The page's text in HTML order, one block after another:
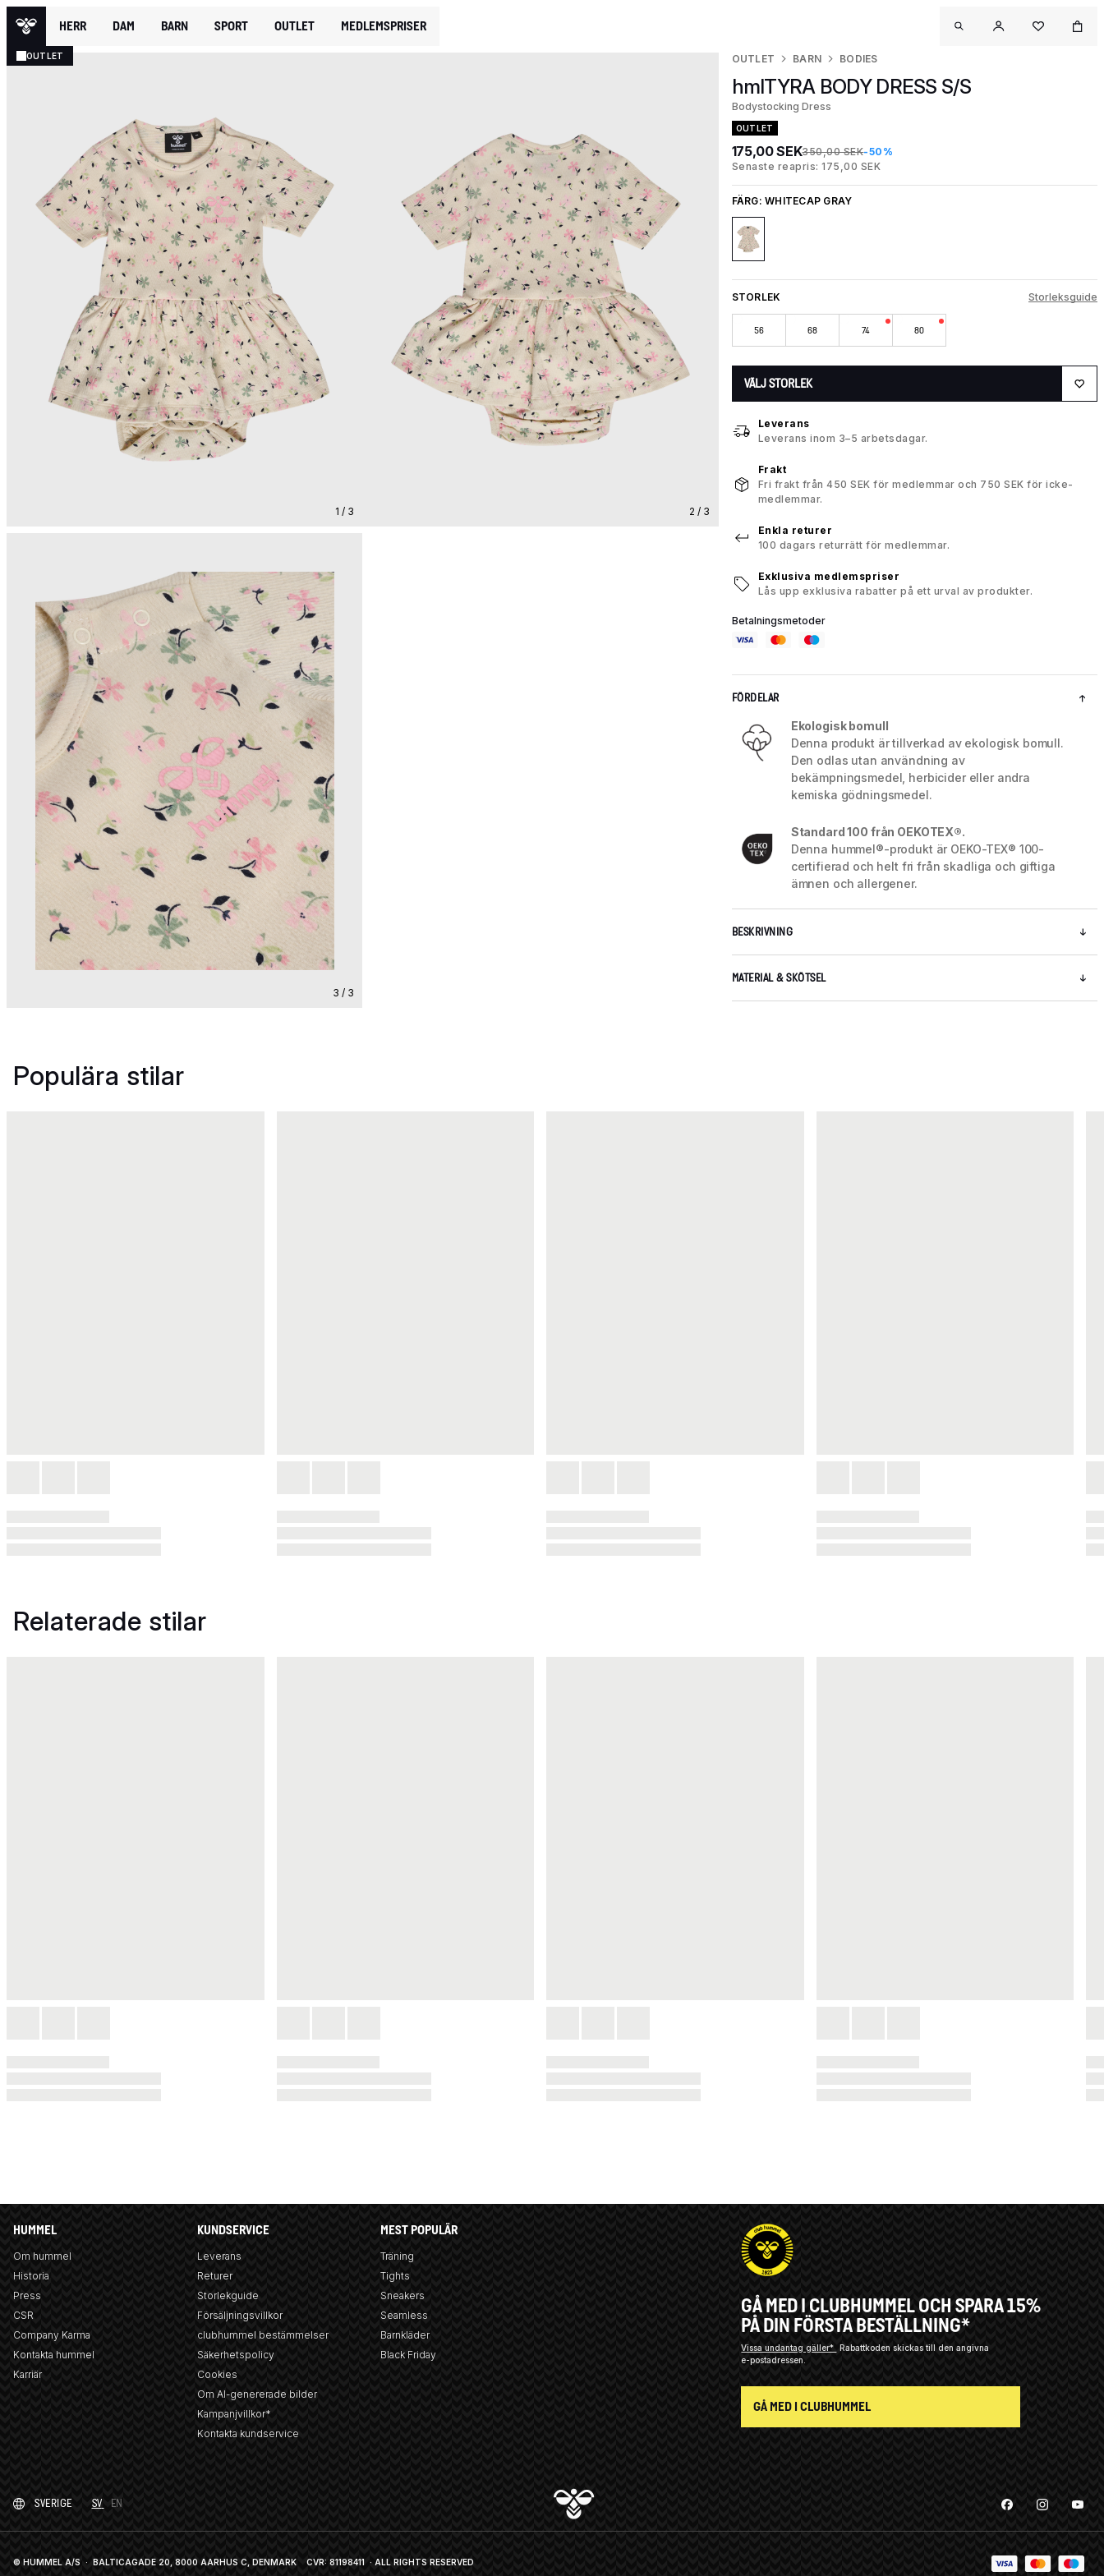
HERR DAM BARN SPORT OUTLET MEDLEMSPRISER
OUTLET
1 / 3 2 / 3
3 / 3
OUTLET BARN BODIES
hmlTYRA BODY DRESS S/S
Bodystocking Dress
OUTLET
175,00 SEK350,00 SEK-50%
Senaste reapris: 175,00 SEK
FÄRG:WHITECAP GRAY
STORLEK Storleksguide
56 68 74 80
VÄLJ STORLEK
Leverans
Leverans inom 3–5 arbetsdagar.
Frakt
Fri frakt från 450 SEK för medlemmar och 750 SEK för icke-
medlemmar.
Enkla returer
100 dagars returrätt för medlemmar.
Exklusiva medlemspriser
Lås upp exklusiva rabatter på ett urval av produkter.
Betalningsmetoder
FÖRDELAR
Ekologisk bomull
Denna produkt är tillverkad av ekologisk bomull.
Den odlas utan användning av
bekämpningsmedel, herbicider eller andra
kemiska gödningsmedel.
Standard 100 från OEKOTEX®.
Denna hummel®-produkt är OEKO-TEX® 100-
certifierad och helt fri från skadliga och giftiga
ämnen och allergener.
BESKRIVNING
MATERIAL & SKÖTSEL
Populära stilar
Relaterade stilar
HUMMEL
Om hummel
Historia
Press
CSR
Company Karma
Kontakta hummel
Karriär
KUNDSERVICE
Leverans
Returer
Storlekguide
Försäljningsvillkor
clubhummel bestämmelser
Säkerhetspolicy
Cookies
Om AI-genererade bilder
Kampanjvillkor*
Kontakta kundservice
MEST POPULÄR
Träning
Tights
Sneakers
Seamless
Barnkläder
Black Friday
GÅ MED I CLUBHUMMEL OCH SPARA 15%
PÅ DIN FÖRSTA BESTÄLLNING*
Vissa undantag gäller* Rabattkoden skickas till den angivna
e-postadressen.
GÅ MED I CLUBHUMMEL
SVERIGE SV EN
© HUMMEL A/S · BALTICAGADE 20, 8000 AARHUS C, DENMARK CVR: 81198411 · ALL RIGHTS RESERVED